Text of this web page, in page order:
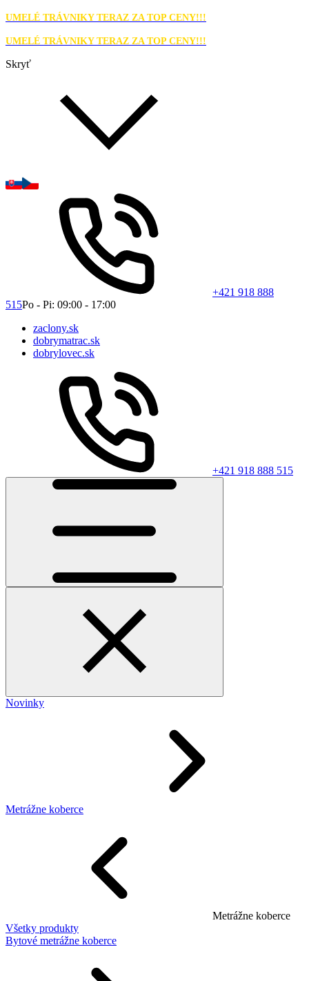
UMELÉ TRÁVNIKY TERAZ ZA TOP CENY!!!
UMELÉ TRÁVNIKY TERAZ ZA TOP CENY!!!
Skryť
+421 918 888
515Po - Pi: 09:00 - 17:00
zaclony.sk
dobrymatrac.sk
dobrylovec.sk
+421 918 888 515
Novinky
Metrážne koberce
Metrážne koberce
Všetky produkty
Bytové metrážne koberce